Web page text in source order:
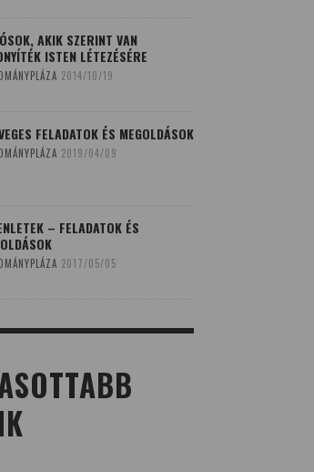
AKIK SZERINT VAN
ISTEN LÉTEZÉSÉRE
2014/10/19
FELADATOK ÉS MEGOLDÁSOK
2019/04/09
– FELADATOK ÉS
2017/05/05